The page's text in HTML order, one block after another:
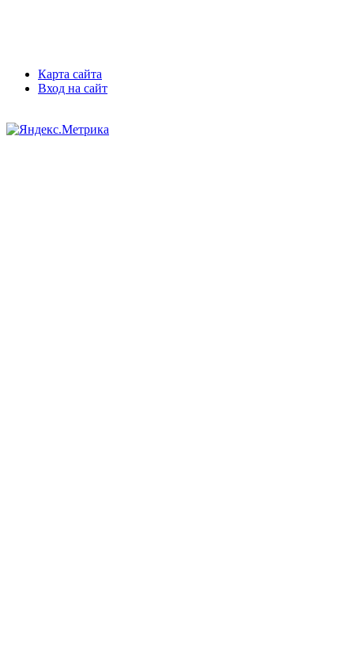
Карта сайта
Вход на сайт